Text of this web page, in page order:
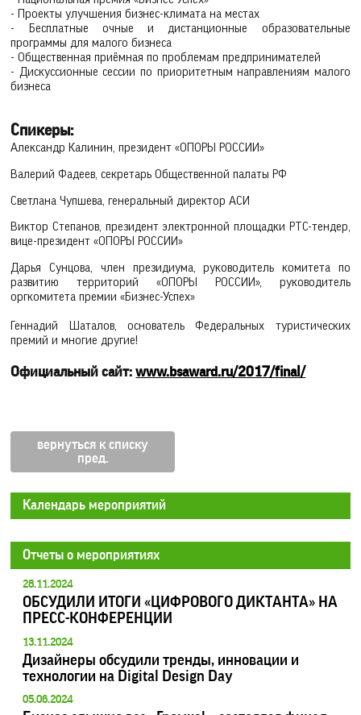
- Проекты улучшения бизнес-климата на местах
- Бесплатные очные и дистанционные образовательные
программы для малого бизнеса
- Общественная приёмная по проблемам предпринимателей
- Дискуссионные сессии по приоритетным направлениям малого
бизнеса
Спикеры:
Александр Калинин, президент «ОПОРЫ РОССИИ»
Валерий Фадеев, секретарь Общественной палаты РФ
Светлана Чупшева, генеральный директор АСИ
Виктор Степанов, президент электронной площадки РТС-тендер,
вице-президент «ОПОРЫ РОССИИ»
Дарья Сунцова, член президиума, руководитель комитета по
развитию территорий «ОПОРЫ РОССИИ», руководитель
оргкомитета премии «Бизнес-Успех»
Геннадий Шаталов, основатель Федеральных туристических
премий и многие другие!
Официальный сайт:www.bsaward.ru/2017/final/​
вернуться к списку
Календарь мероприятий
Отчеты о мероприятиях
28.11.2024
ОБСУДИЛИ ИТОГИ «ЦИФРОВОГО ДИКТАНТА» НА
ПРЕСС-КОНФЕРЕНЦИИ
13.11.2024
Дизайнеры обсудили тренды, инновации и
технологии на Digital Design Day
05.06.2024